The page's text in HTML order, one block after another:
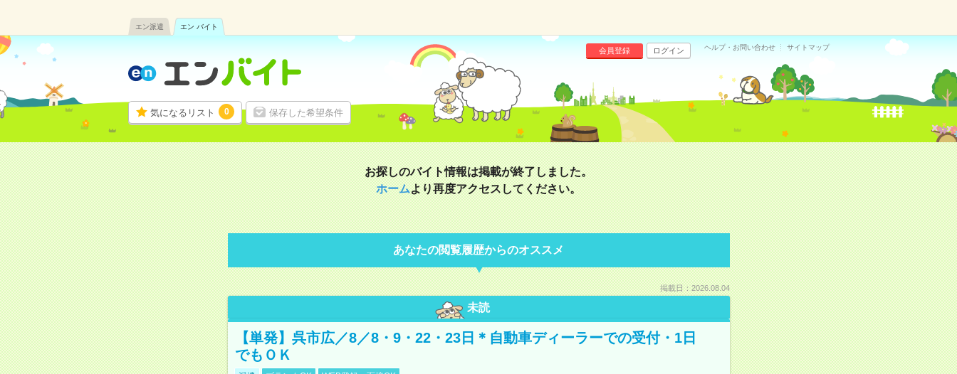
エン派遣 エン バイト
気になるリスト 0 保存した希望条件
会員登録 ログイン ヘルプ・お問い合わせ サイトマップ
お探しのバイト情報は掲載が終了しました。
ホームより再度アクセスしてください。
あなたの閲覧履歴からのオススメ
掲載日：2026.08.04
未読
【単発】呉市広／8／8・9・22・23日＊自動車ディーラーでの受付・1日
でもＯＫ